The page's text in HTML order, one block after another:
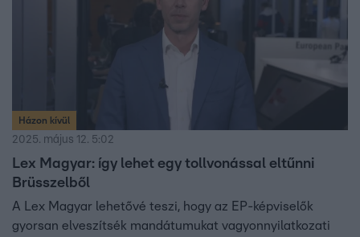
Házon kívül
2025. május 12. 5:02
Lex Magyar: így lehet egy tollvonással eltűnni
Brüsszelből
A Lex Magyar lehetővé teszi, hogy az EP-képviselők
gyorsan elveszítsék mandátumukat vagyonnyilatkozati